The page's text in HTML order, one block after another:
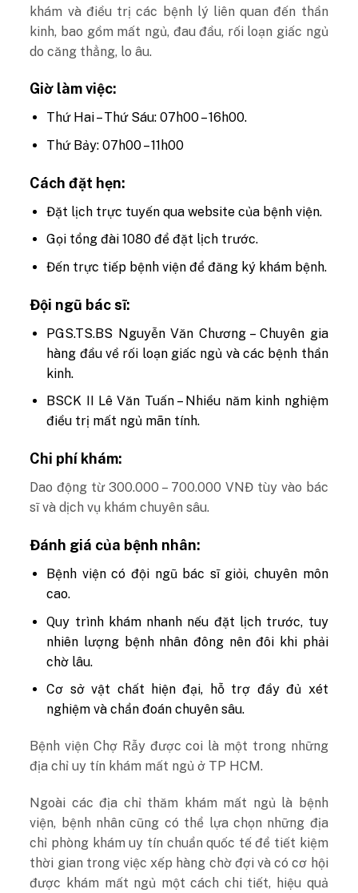
khám và điều trị các bệnh lý liên quan đến thần
kinh, bao gồm mất ngủ, đau đầu, rối loạn giấc ngủ
do căng thẳng, lo âu.
Giờ làm việc:
Thứ Hai – Thứ Sáu: 07h00 – 16h00.
Thứ Bảy: 07h00 – 11h00
Cách đặt hẹn:
Đặt lịch trực tuyến qua website của bệnh viện.
Gọi tổng đài 1080 để đặt lịch trước.
Đến trực tiếp bệnh viện để đăng ký khám bệnh.
Đội ngũ bác sĩ:
PGS.TS.BS Nguyễn Văn Chương – Chuyên gia
hàng đầu về rối loạn giấc ngủ và các bệnh thần
kinh.
BSCK II Lê Văn Tuấn – Nhiều năm kinh nghiệm
điều trị mất ngủ mãn tính.
Chi phí khám:
Dao động từ 300.000 – 700.000 VNĐ tùy vào bác
sĩ và dịch vụ khám chuyên sâu.
Đánh giá của bệnh nhân:
Bệnh viện có đội ngũ bác sĩ giỏi, chuyên môn
cao.
Quy trình khám nhanh nếu đặt lịch trước, tuy
nhiên lượng bệnh nhân đông nên đôi khi phải
chờ lâu.
Cơ sở vật chất hiện đại, hỗ trợ đầy đủ xét
nghiệm và chẩn đoán chuyên sâu.
Bệnh viện Chợ Rẫy được coi là một trong những
địa chỉ uy tín khám mất ngủ ở TP HCM.
Ngoài các địa chỉ thăm khám mất ngủ là bệnh
viện, bệnh nhân cũng có thể lựa chọn những địa
chỉ phòng khám uy tín chuẩn quốc tế để tiết kiệm
thời gian trong việc xếp hàng chờ đợi và có cơ hội
được khám mất ngủ một cách chi tiết, hiệu quả